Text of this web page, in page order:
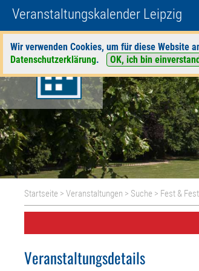
Veranstaltungskalender Leipzig
Wir verwenden Cookies, um für diese
Datenschutzerklärung. OK, ich bin
Startseite >Veranstaltungen > Suche > Fest &
Veranstaltungsdetails